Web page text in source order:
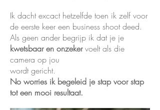
Ik dacht excact hetzelfde toen ik zelf voor
de eerste keer een business shoot deed.
Als geen ander begrijp ik dat je je
kwetsbaar en onzekervoelt als die
camera op jou
wordt gericht.
No worries ik begeleid je stap voor stap
tot een mooi resultaat.